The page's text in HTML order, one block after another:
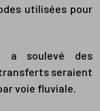
utilisées pour
a soulevé des
seraient
voie fluviale.